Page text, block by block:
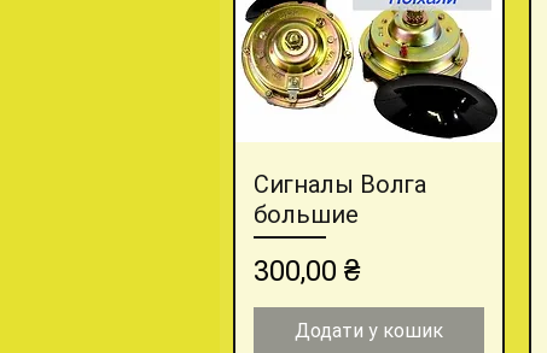
Швидкий перегляд
Сигналы Волга
большие
Ціна
300,00 ₴
Додати у кошик